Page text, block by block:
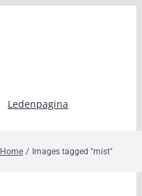
Ledenpagina
Home Images tagged "mist"